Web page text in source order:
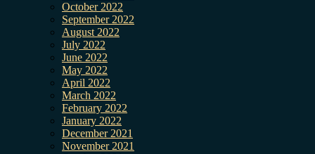
October 2022
September 2022
August 2022
July 2022
June 2022
May 2022
April 2022
March 2022
February 2022
January 2022
December 2021
November 2021